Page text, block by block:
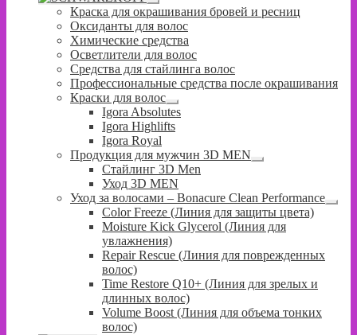
Развернутое
вложенное
меню
Краска для окрашивания бровей и ресниц
Оксиданты для волос
Химические средства
Осветлители для волос
Средства для стайлинга волос
Профессиональные средства после окрашивания
Краски для волос
Развернутое
вложенное
меню
Igora Absolutes
Igora Highlifts
Igora Royal
Продукция для мужчин 3D MEN
Развернутое
Стайлинг 3D Men
Уход 3D MEN
Уход за волосами – Bonacure Clean Performance
Color Freeze (Линия для защиты цвета)
Moisture Kick Glycerol (Линия для
увлажнения)
Repair Rescue (Линия для поврежденных
волос)
Time Restore Q10+ (Линия для зрелых и
длинных волос)
Volume Boost (Линия для объема тонких
волос)